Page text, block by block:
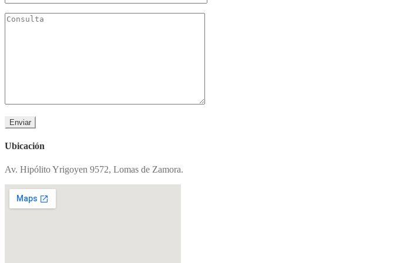
Ubicación
Av. Hipólito Yrigoyen 9572, Lomas de Zamora.